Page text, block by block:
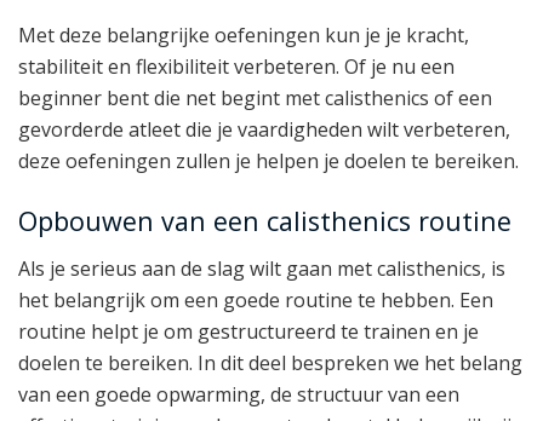
Met deze belangrijke oefeningen kun je je kracht,
stabiliteit en flexibiliteit verbeteren. Of je nu een
beginner bent die net begint met calisthenics of een
gevorderde atleet die je vaardigheden wilt verbeteren,
deze oefeningen zullen je helpen je doelen te bereiken.
Opbouwen van een calisthenics routine
Als je serieus aan de slag wilt gaan met calisthenics, is
het belangrijk om een goede routine te hebben. Een
routine helpt je om gestructureerd te trainen en je
doelen te bereiken. In dit deel bespreken we het belang
van een goede opwarming, de structuur van een